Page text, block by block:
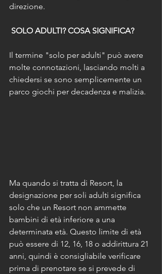
direzione.
SOLO ADULTI? COSA SIGNIFICA?
Il termine "solo per adulti" può avere
molte connotazioni, lasciando molti a
chiedersi se sono semplicemente un
parco giochi per decadenza e malizia.
Ma quando si tratta di Resort, la
designazione per soli adulti significa
solo che un Resort non ammette
bambini di età inferiore a una
determinata età. Questo limite di età
può essere di 12, 16, 18 o addirittura 21
anni, quindi è consigliabile verificare
prima di prenotare se si prevede di